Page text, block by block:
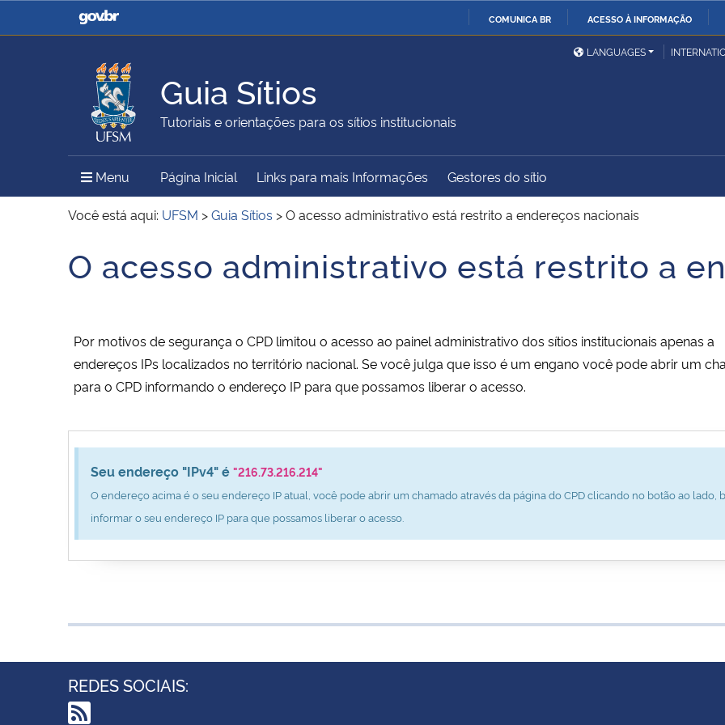
COMUNICA BR ACESSO À INFORMAÇÃO
Casa Civil
Ministério da Justiça e
Ministério da Defesa
Ministério das Relações
Exteriores
Ministério da Agricultura,
Pecuária e Abastecimento
Ministério da Educação
Ministério do Meio Ambiente Ministério do Turismo
Ministério do
Desenvolvimento Regional
Secretaria de Governo
Gabinete de Segurança
Advocacia-Geral da União Banco Central do Brasil
LANGUAGES
Guia Sítios
Tutoriais e orientações para os sítios institucionais
Menu Menu Principal do Sítio
Página Inicial Links para mais Informações Gestores do sítio
Você está aqui: UFSM >Guia Sítios >O acesso administrativo está restrito a endereços nacionais
Início do conteúdo
O acesso administrativo está restrito a
Por motivos de segurança o CPD limitou o acesso ao painel administrativo dos sítios institucionais apenas a
endereços IPs localizados no território nacional. Se você julga que isso é um engano você pode abrir um
para o CPD informando o endereço IP para que possamos liberar o acesso.
Seu endereço "IPv4" é "216.73.216.214"
O endereço acima é o seu endereço IP atual, você pode abrir um chamado através da página do CPD clicando no botão ao lado,
informar o seu endereço IP para que possamos liberar o acesso.
REDES SOCIAIS: